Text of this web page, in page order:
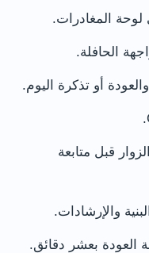
أو تذكرة اليوم.
قبل متابعة
والإرشادات.
العودة بعشر دقائق.